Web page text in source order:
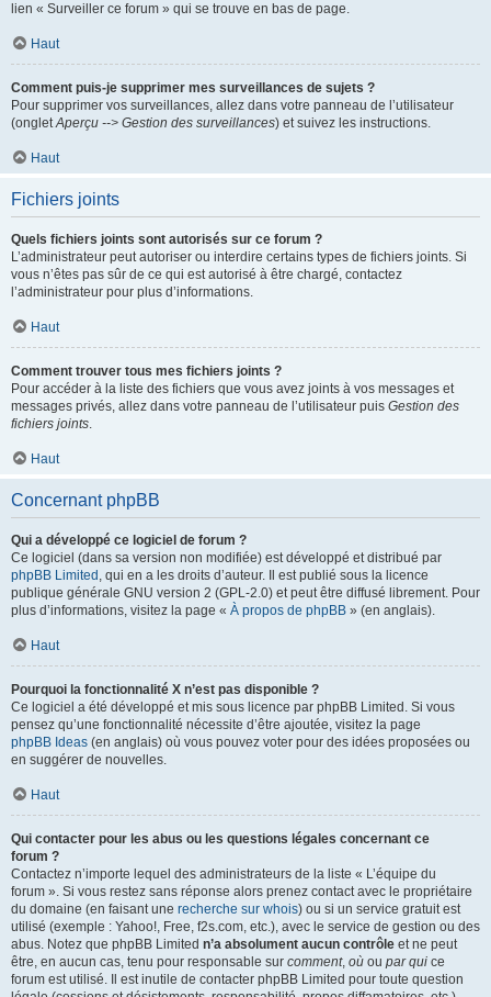
lien « Surveiller ce forum » qui se trouve en bas de page.
Haut
Comment puis-je supprimer mes surveillances de sujets ?
Pour supprimer vos surveillances, allez dans votre panneau de l’utilisateur
(ongletAperçu --> Gestion des surveillances) et suivez les instructions.
Haut
Fichiers joints
Quels fichiers joints sont autorisés sur ce forum ?
L’administrateur peut autoriser ou interdire certains types de fichiers joints. Si
vous n’êtes pas sûr de ce qui est autorisé à être chargé, contactez
l’administrateur pour plus d’informations.
Haut
Comment trouver tous mes fichiers joints ?
Pour accéder à la liste des fichiers que vous avez joints à vos messages et
messages privés, allez dans votre panneau de l’utilisateur puis Gestion des
fichiers joints.
Haut
Concernant phpBB
Qui a développé ce logiciel de forum ?
Ce logiciel (dans sa version non modifiée) est développé et distribué par
phpBB Limited , qui en a les droits d’auteur. Il est publié sous la licence
publique générale GNU version 2 (GPL-2.0) et peut être diffusé librement. Pour
plus d’informations, visitez la page « À propos de phpBB » (en anglais).
Haut
Pourquoi la fonctionnalité X n’est pas disponible ?
Ce logiciel a été développé et mis sous licence par phpBB Limited. Si vous
pensez qu’une fonctionnalité nécessite d’être ajoutée, visitez la page
phpBB Ideas (en anglais) où vous pouvez voter pour des idées proposées ou
en suggérer de nouvelles.
Haut
Qui contacter pour les abus ou les questions légales concernant ce
forum ?
Contactez n’importe lequel des administrateurs de la liste « L’équipe du
forum ». Si vous restez sans réponse alors prenez contact avec le propriétaire
du domaine (en faisant une recherche sur whois) ou si un service gratuit est
utilisé (exemple : Yahoo!, Free, f2s.com, etc.), avec le service de gestion ou des
abus. Notez que phpBB Limited n’a absolument aucun contrôle et ne peut
être, en aucun cas, tenu pour responsable sur comment, où ou par qui ce
forum est utilisé. Il est inutile de contacter phpBB Limited pour toute question